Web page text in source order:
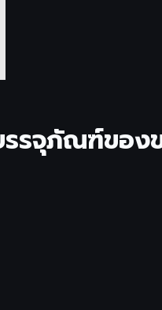
รจุภัณฑ์ขอ